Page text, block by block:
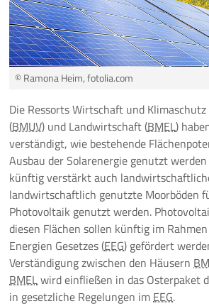
Statements
Positionen
Jobs
Mediathek
Akkreditierung
Mehr
© Ramona Heim, fotolia.com
Die Ressorts Wirtschaft und Klimaschutz
(BMUV) und Landwirtschaft (BMEL)
verständigt, wie bestehende
Ausbau der Solarenergie genutzt
künftig verstärkt auch
landwirtschaftlich genutzte Moorböden
Photovoltaik genutzt werden.
diesen Flächen sollen künftig im
Energien Gesetzes (EEG) gefördert
Verständigung zwischen den Häusern
BMELwird einfließen in das Osterpaket
in gesetzliche Regelungen im EEG.